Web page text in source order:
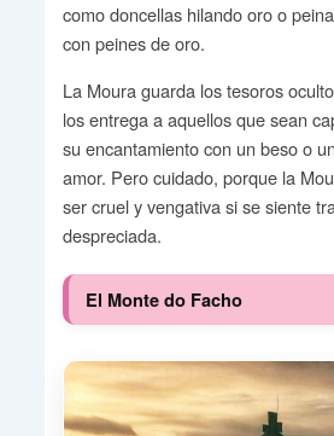
como doncellas hilando oro o
con peines de oro.
La Moura guarda los tesoros
los entrega a aquellos que sean
su encantamiento con un beso o
amor. Pero cuidado, porque la
ser cruel y vengativa si se siente
despreciada.
El Monte do Facho